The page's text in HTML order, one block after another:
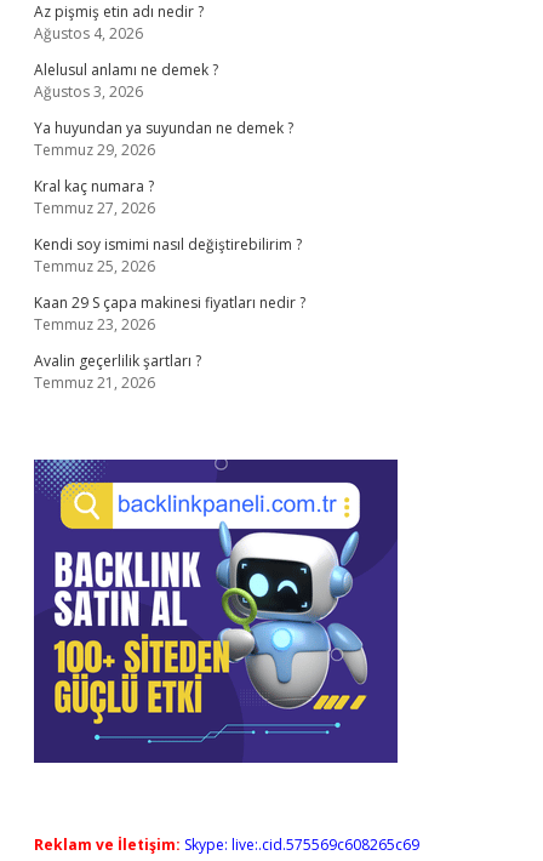
Az pişmiş etin adı nedir ?
Ağustos 4, 2026
Alelusul anlamı ne demek ?
Ağustos 3, 2026
Ya huyundan ya suyundan ne demek ?
Temmuz 29, 2026
Kral kaç numara ?
Temmuz 27, 2026
Kendi soy ismimi nasıl değiştirebilirim ?
Temmuz 25, 2026
Kaan 29 S çapa makinesi fiyatları nedir ?
Temmuz 23, 2026
Avalin geçerlilik şartları ?
Temmuz 21, 2026
Reklam ve İletişim: Skype: live:.cid.575569c608265c69